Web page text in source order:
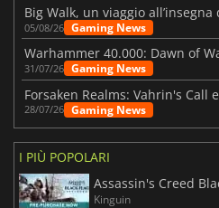
Big Walk, un viaggio all’insegna
05/08/26 Gaming News
31/07/26 Gaming News
28/07/26 Gaming News
I PIÙ POPOLARI
Assassin's Creed
Kinguin